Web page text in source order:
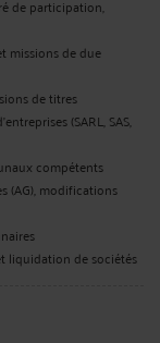
de participation,
missions de due
de titres
(SARL, SAS,
compétents
(AG), modifications
liquidation de sociétés